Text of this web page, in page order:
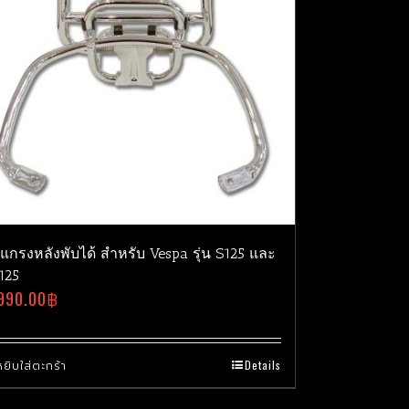
กรงหลังพับได้ สำหรับ Vespa รุ่น S125 และ
฿
ยิบใส่ตะกร้า Details